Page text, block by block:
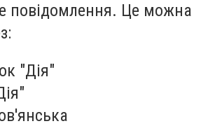
повідомлення. Це можна
"Дія"